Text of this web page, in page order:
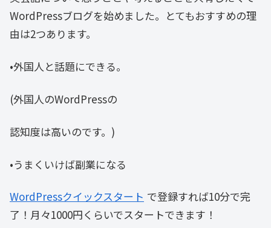
WordPressブログを始めました。とてもおすすめの理
由は2つあります。
•外国人と話題にできる。
(外国人のWordPressの
認知度は高いのです。)
•うまくいけば副業になる
WordPressクイックスタート で登録すれば10分で完
了！月々1000円くらいでスタートできます！